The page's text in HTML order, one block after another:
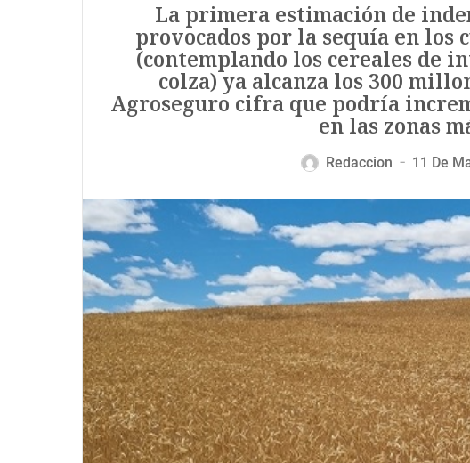
La primera estimación de
provocados por la sequía en los
(contemplando los cereales de
colza) ya alcanza los 300
Agroseguro cifra que podría
en las zonas
Redaccion — 11 De